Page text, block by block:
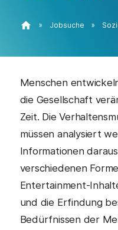
home » Jobsuche »
Menschen
die Gesellschaft
Zeit. Die
müssen analysiert
Informationen
verschiedenen
Entertainment-
und die Erfindung
Bedürfnissen der